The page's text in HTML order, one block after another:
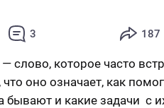
3 187
— слово, которое часто
оно означает, как
бывают и какие задачи